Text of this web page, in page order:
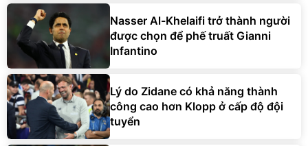
Nasser Al-Khelaifi trở thành người
được chọn để phế truất Gianni
Infantino
Lý do Zidane có khả năng thành
công cao hơn Klopp ở cấp độ đội
tuyển